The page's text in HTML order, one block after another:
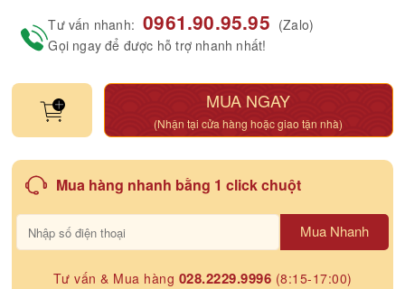
Tư vấn nhanh: 0961.90.95.95 (Zalo)
Gọi ngay để được hỗ trợ nhanh nhất!
MUA NGAY
(Nhận tại cửa hàng hoặc giao tận nhà)
Mua hàng nhanh bằng 1 click chuột
Mua Nhanh
Tư vấn & Mua hàng 028.2229.9996 (8:15-17:00)